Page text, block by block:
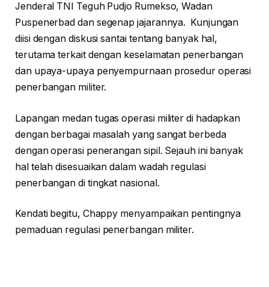
Jenderal TNI Teguh Pudjo Rumekso, Wadan
Puspenerbad dan segenap jajarannya. Kunjungan
diisi dengan diskusi santai tentang banyak hal,
terutama terkait dengan keselamatan penerbangan
dan upaya-upaya penyempurnaan prosedur operasi
penerbangan militer.
Lapangan medan tugas operasi militer di hadapkan
dengan berbagai masalah yang sangat berbeda
dengan operasi penerangan sipil. Sejauh ini banyak
hal telah disesuaikan dalam wadah regulasi
penerbangan di tingkat nasional.
Kendati begitu, Chappy menyampaikan pentingnya
pemaduan regulasi penerbangan militer.